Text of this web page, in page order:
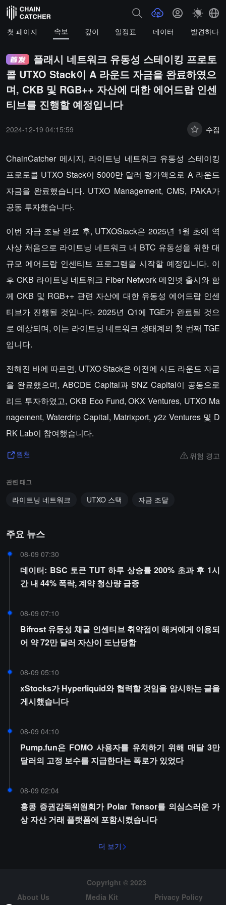
첫 페이지 속보 깊이 일정표 데이터 발견하다
플래시 네트워크 유동성 스테이킹 프로토
콜 UTXO Stack이 A 라운드 자금을 완료하였으
며, CKB 및 RGB++ 자산에 대한 에어드랍 인센
티브를 진행할 예정입니다
2024-12-19 04:15:59 수집
ChainCatcher 메시지, 라이트닝 네트워크 유동성 스테이킹
프로토콜 UTXO Stack이 5000만 달러 평가액으로 A 라운드
자금을 완료했습니다. UTXO Management, CMS, PAKA가
공동 투자했습니다.
이번 자금 조달 완료 후, UTXOStack은 2025년 1월 초에 역
사상 처음으로 라이트닝 네트워크 내 BTC 유동성을 위한 대
규모 에어드랍 인센티브 프로그램을 시작할 예정입니다. 이
후 CKB 라이트닝 네트워크 FIber Network 메인넷 출시와 함
께 CKB 및 RGB++ 관련 자산에 대한 유동성 에어드랍 인센
티브가 진행될 것입니다. 2025년 Q1에 TGE가 완료될 것으
로 예상되며, 이는 라이트닝 네트워크 생태계의 첫 번째 TGE
입니다.
전해진 바에 따르면, UTXO Stack은 이전에 시드 라운드 자금
을 완료했으며, ABCDE Capital과 SNZ Capital이 공동으로
리드 투자하였고, CKB Eco Fund, OKX Ventures, UTXO Ma
nagement, Waterdrip Capital, Matrixport, y2z Ventures 및 D
RK Lab이 참여했습니다.
원천 위험 경고
관련 태그
라이트닝 네트워크 UTXO 스택 자금 조달
주요 뉴스
08-09 07:30
데이터: BSC 토큰 TUT 하루 상승률 200% 초과 후 1시
간 내 44% 폭락, 계약 청산량 급증
08-09 07:10
Bifrost 유동성 채굴 인센티브 취약점이 해커에게 이용되
어 약 72만 달러 자산이 도난당함
08-09 05:10
xStocks가 Hyperliquid와 협력할 것임을 암시하는 글을
게시했습니다
08-09 04:10
Pump.fun은 FOMO 사용자를 유치하기 위해 매달 3만
달러의 고정 보수를 지급한다는 폭로가 있었다
08-09 02:04
홍콩 증권감독위원회가 Polar Tensor를 의심스러운 가
상 자산 거래 플랫폼에 포함시켰습니다
더 보기
Copyright © 2023
About Us
Media Kit Privacy Policy